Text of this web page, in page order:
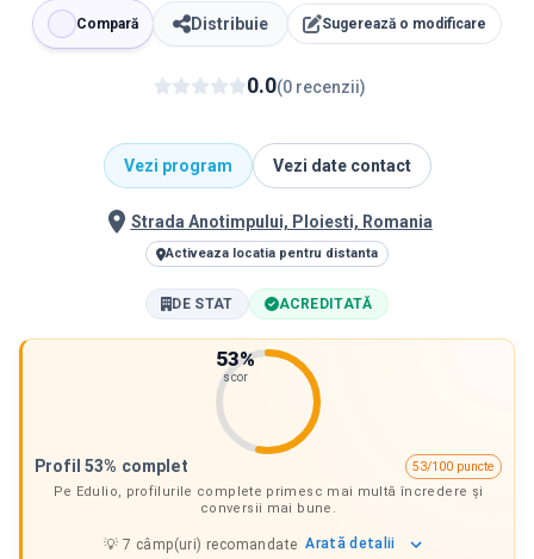
Compară Distribuie Sugerează o modificare
0.0(0 recenzii)
Vezi program Vezi date contact
Strada Anotimpului, Ploiesti, Romania
Activeaza locatia pentru distanta
DE STAT ACREDITATĂ
53%
scor
Profil 53% complet
53/100 puncte
Pe Edulio, profilurile complete primesc mai multă încredere și
conversii mai bune.
💡7 câmp(uri) recomandate Arată detalii